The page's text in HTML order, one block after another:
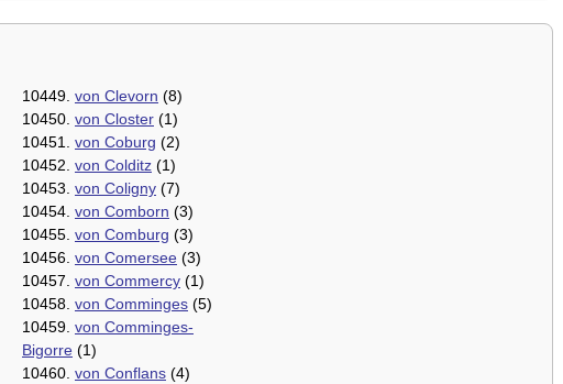
10449. von Clevorn (8)
10450. von Closter (1)
10451. von Coburg (2)
10452. von Colditz (1)
10453. von Coligny (7)
10454. von Comborn (3)
10455. von Comburg (3)
10456. von Comersee (3)
10457. von Commercy (1)
10458. von Comminges (5)
10459. von Comminges-
Bigorre (1)
10460. von Conflans (4)